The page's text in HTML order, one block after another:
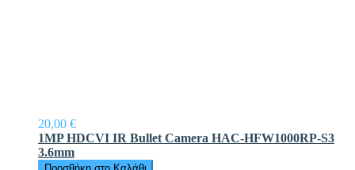
20,00 €
1MP HDCVI IR Bullet Camera HAC-HFW1000RP-S3
3.6mm